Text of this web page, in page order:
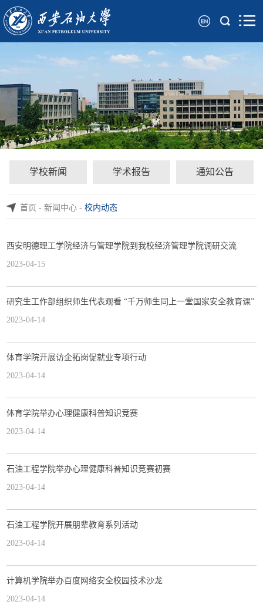
学校新闻 学术报告 通知公告
首页-新闻中心-校内动态
西安明德理工学院经济与管理学院到我校经济管理学院调研交流
2023-04-15
研究生工作部组织师生代表观看 “千万师生同上一堂国家安全教育课”
2023-04-14
体育学院开展访企拓岗促就业专项行动
2023-04-14
体育学院举办心理健康科普知识竞赛
2023-04-14
石油工程学院举办心理健康科普知识竞赛初赛
2023-04-14
石油工程学院开展朋辈教育系列活动
2023-04-14
计算机学院举办百度网络安全校园技术沙龙
2023-04-14